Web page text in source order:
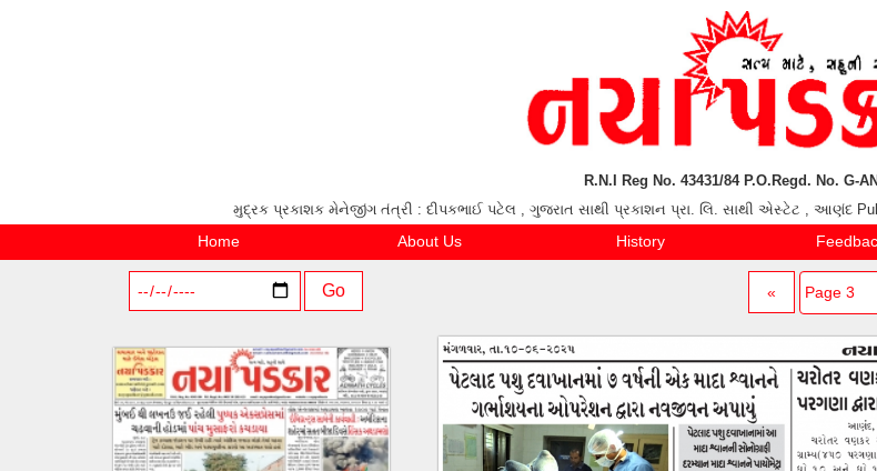
R.N.I Reg No. 43431/84 P.O.Regd. No. G-
મુદ્રક પ્રકાશક મેનેજીંગ તંત્રી : દીપકભાઈ પટેલ , ગુજરાત સાથી પ્રકાશન પ્રા. લિ. સાથી એસ્ટેટ , આણંદ
Home About Us History
Go «